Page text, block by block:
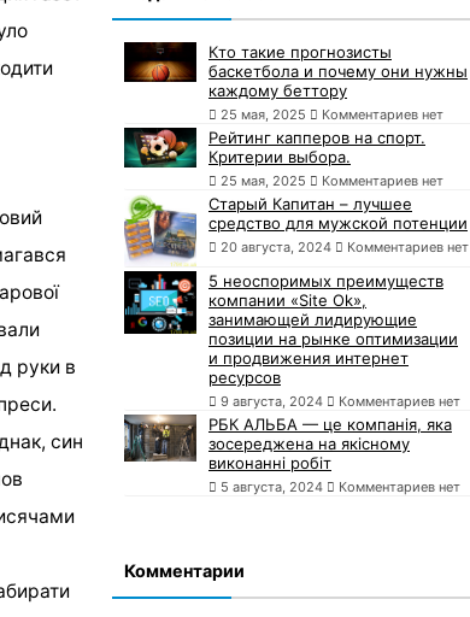
руки в
син
Кто такие прогнозисты
баскетбола и почему они нужны
каждому беттору
25 мая, 2025 Комментариев нет
Рейтинг капперов на спорт.
Критерии выбора.
25 мая, 2025 Комментариев нет
Старый Капитан – лучшее
средство для мужской потенции
20 августа, 2024 Комментариев нет
5 неоспоримых преимуществ
компании «Site Ok»,
занимающей лидирующие
позиции на рынке оптимизации
и продвижения интернет
ресурсов
9 августа, 2024 Комментариев нет
РБК АЛЬБА — це компанія, яка
зосереджена на якісному
виконанні робіт
5 августа, 2024 Комментариев нет
Комментарии